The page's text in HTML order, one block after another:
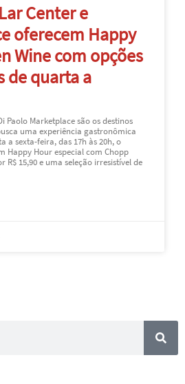
Center e
oferecem Happy
Wine com opções
de quarta a
Paolo Marketplace são os destinos
uma experiência gastronômica
a sexta-feira, das 17h às 20h, o
Happy Hour especial com Chopp
R$ 15,90 e uma seleção irresistível de